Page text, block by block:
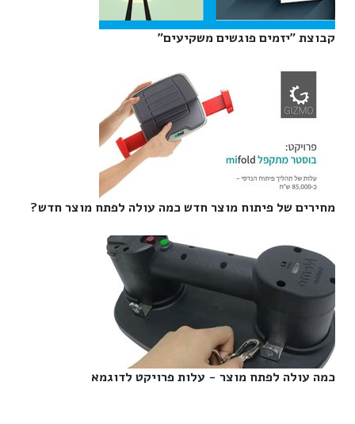
קבוצת "יזמים פוגשים משקיעים"‎
מחירים של פיתוח מוצר חדש כמה עולה לפתח מוצר חדש?‎
כמה עולה לפתח מוצר - עלות פרויקט לדוגמא‎